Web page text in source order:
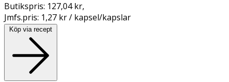
Butikspris: 127,04 kr,
Jmfs.pris: 1,27 kr / kapsel/kapslar
Köp via recept